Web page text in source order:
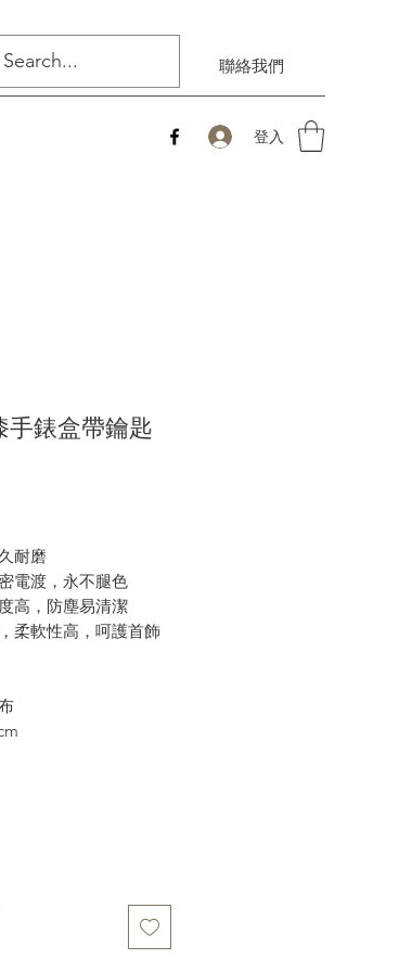
聯絡我們
登入
手錶盒帶鑰匙
耐磨
電渡，永不腿色
高，防塵易清潔
柔軟性高，呵護首飾